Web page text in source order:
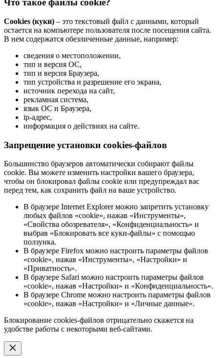
Что такое файлы cookie?
Cookies (куки) – это текстовый файл с данными, который
остается на компьютере пользователя после посещения сайта.
В нем содержатся обезличенные данные, например:
сведения о местоположении,
тип и версия ОС,
тип и версия Браузера,
тип устройства и разрешение его экрана,
источник перехода на сайт,
рекламная система,
язык ОС и Браузера,
ip-адрес,
информация о действиях на сайте.
Запрещение установки cookies-файлов
Большинство браузеров автоматически собирают файлы
cookie. Вы можете изменить настройки вашего браузера,
чтобы он блокировал файлы cookie или предупреждал вас
перед тем, как сохранить файл на ваше устройство.
В браузере Internet Explorer можно запретить установку
любых файлов «cookie», нажав «Инструменты»,
«Свойства обозревателя», «Конфиденциальность» и
выбрав «Блокировать все куки-файлы» с помощью
ползунка.
В браузере Firefox можно настроить параметры файлов
«cookie», нажав «Инструменты», «Настройки» и
«Приватность».
В браузере Safari можно настроить параметры файлов
«cookie», нажав «Настройки» и «Конфиденциальность».
В браузере Chrome можно настроить параметры файлов
«cookie», нажав «Настройки» и «Личные данные».
Блокирование cookies-файлов отрицательно скажется на
удобстве работы с некоторыми веб-сайтами.